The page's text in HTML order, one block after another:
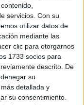
servicios. Con su
utilizar datos de
mediante las
clic para otorgarnos
1733 socios para
descrito. De
su
detallada y
su consentimiento.